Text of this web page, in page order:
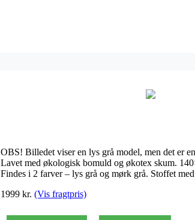
OBS! Billedet viser en lys grå model, men det er
Lavet med økologisk bomuld og økotex skum.
Findes i 2 farver – lys grå og mørk grå. Stoffet
1999 kr. (Vis fragtpris)